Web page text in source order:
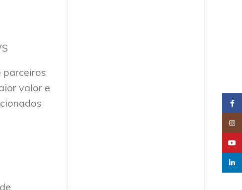
parceiros
valor e